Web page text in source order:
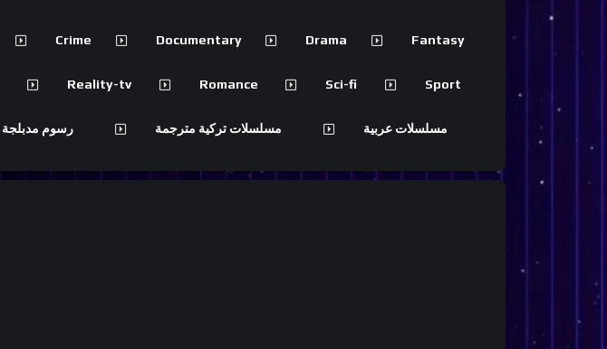
Crime Documentary Drama Fantasy
Reality-tv Romance Sci-fi Sport
رسوم مدبلجة مسلسلات تركية مترجمة مسلسلات عربية